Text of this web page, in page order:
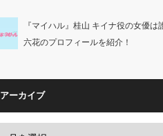
『マイハル』桂山 キイナ役の女優は
六花のプロフィールを紹介！
アーカイブ